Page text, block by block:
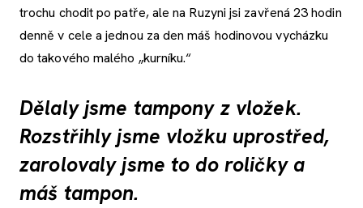
trochu chodit po patře, ale na Ruzyni jsi zavřená 23 hodin
denně v cele a jednou za den máš hodinovou vycházku
do takového malého „kurníku.“
Dělaly jsme tampony z vložek.
Rozstřihly jsme vložku uprostřed,
zarolovaly jsme to do roličky a
máš tampon.